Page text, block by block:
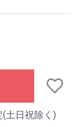
土日祝除く)